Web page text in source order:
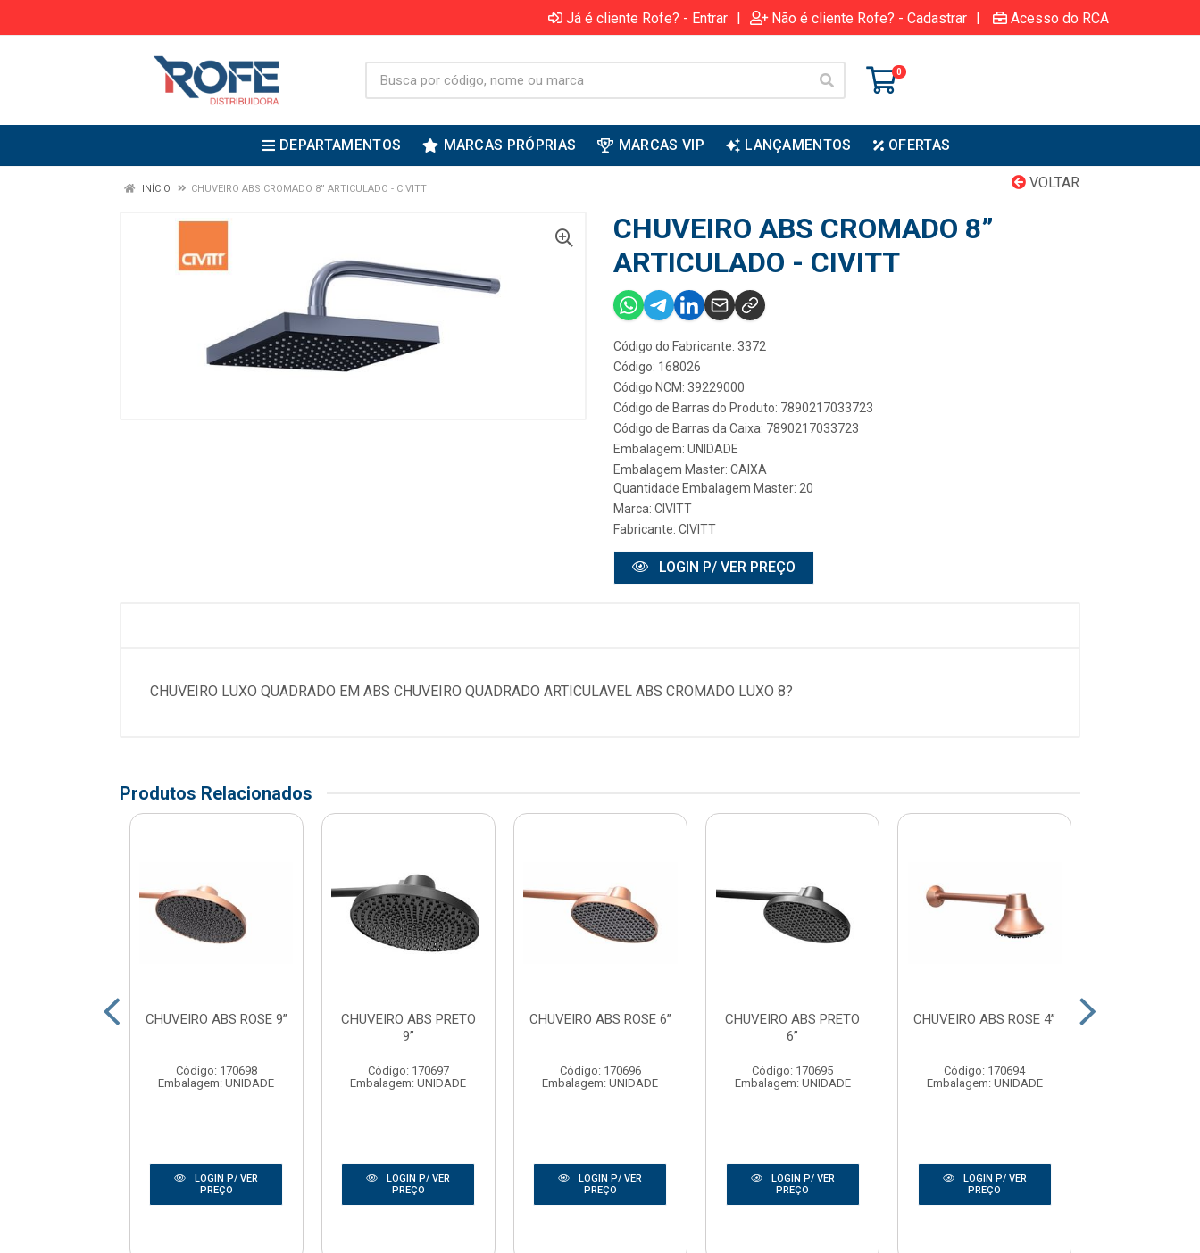
Já é cliente Rofe? - Entrar | Não é cliente Rofe? - Cadastrar | Acesso do RCA
0
DEPARTAMENTOS MARCAS PRÓPRIAS MARCAS VIP LANÇAMENTOS OFERTAS
VOLTAR
INÍCIO CHUVEIRO ABS CROMADO 8” ARTICULADO - CIVITT
CHUVEIRO ABS CROMADO 8”
ARTICULADO - CIVITT
Código do Fabricante: 3372
Código: 168026
Código NCM: 39229000
Código de Barras do Produto: 7890217033723
Código de Barras da Caixa: 7890217033723
Embalagem: UNIDADE
Embalagem Master: CAIXA
Quantidade Embalagem Master: 20
Marca: CIVITT
Fabricante: CIVITT
LOGIN P/ VER PREÇO
CHUVEIRO LUXO QUADRADO EM ABS CHUVEIRO QUADRADO ARTICULAVEL ABS CROMADO LUXO 8?
Produtos Relacionados
CHUVEIRO ABS ROSE 9”
Código: 170698
Embalagem: UNIDADE
LOGIN P/ VER
PREÇO
CHUVEIRO ABS PRETO
9”
Código: 170697
Embalagem: UNIDADE
LOGIN P/ VER
PREÇO
CHUVEIRO ABS ROSE 6”
Código: 170696
Embalagem: UNIDADE
LOGIN P/ VER
PREÇO
CHUVEIRO ABS PRETO
6”
Código: 170695
Embalagem: UNIDADE
LOGIN P/ VER
PREÇO
CHUVEIRO ABS ROSE 4”
Código: 170694
Embalagem: UNIDADE
LOGIN P/ VER
PREÇO